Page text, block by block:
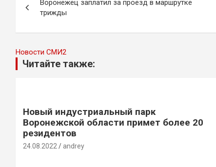
по
записям
Воронежец заплатил за проезд в маршрутке
трижды
Новости СМИ2
Читайте также:
Новый индустриальный парк
Воронежской области примет более 20
резидентов
24.08.2022 andrey